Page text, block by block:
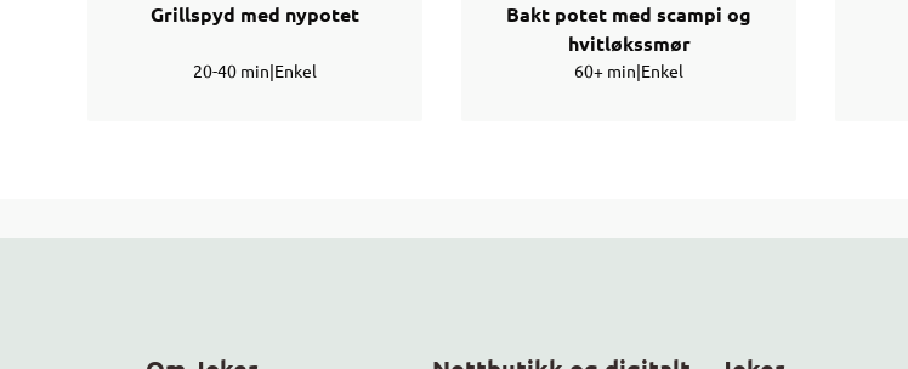
Grillspyd med nypotet
20-40 min|Enkel
Bakt potet med scampi og
hvitløkssmør
60+ min|Enkel